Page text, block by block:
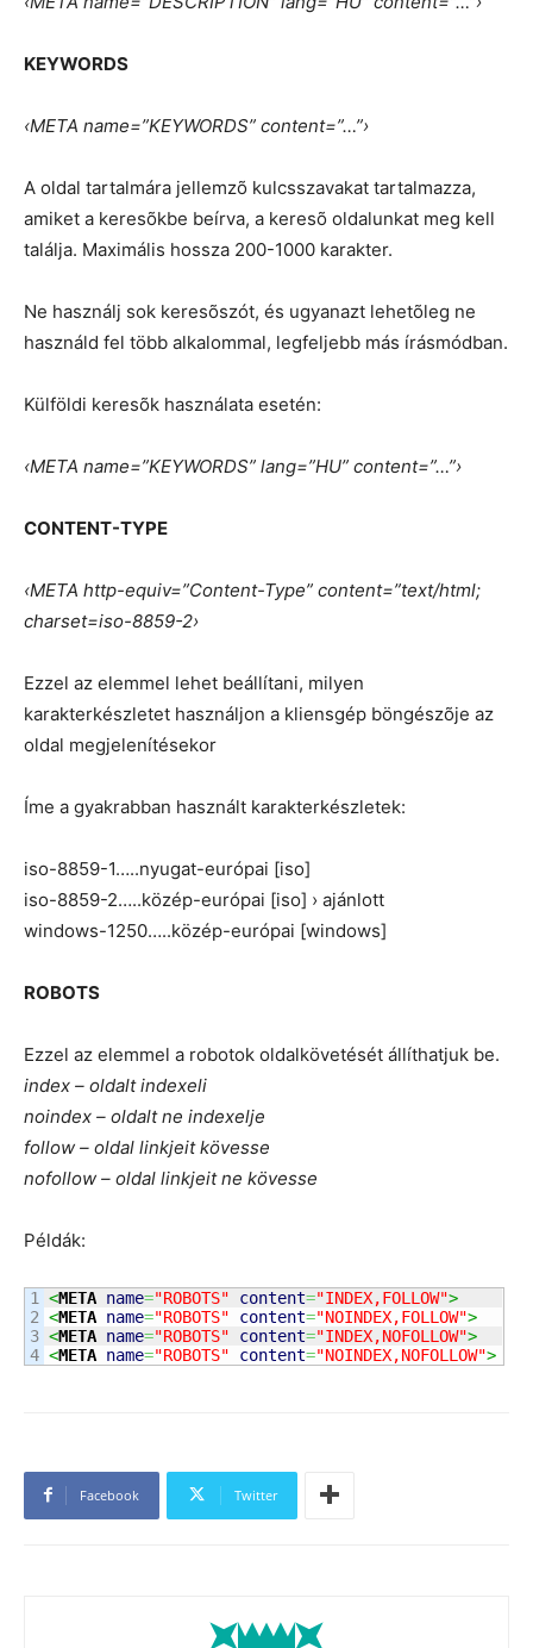
KEYWORDS
‹META name=”KEYWORDS” content=”…”›
A oldal tartalmára jellemzõ kulcsszavakat tartalmazza,
amiket a keresõkbe beírva, a keresõ oldalunkat meg kell
találja. Maximális hossza 200-1000 karakter.
Ne használj sok keresõszót, és ugyanazt lehetõleg ne
használd fel több alkalommal, legfeljebb más írásmódban.
Külföldi keresõk használata esetén:
‹META name=”KEYWORDS” lang=”HU” content=”…”›
CONTENT-TYPE
‹META http-equiv=”Content-Type” content=”text/html;
charset=iso-8859-2›
Ezzel az elemmel lehet beállítani, milyen
karakterkészletet használjon a kliensgép böngészõje az
oldal megjelenítésekor
Íme a gyakrabban használt karakterkészletek:
iso-8859-1…..nyugat-európai [iso]
iso-8859-2…..közép-európai [iso] › ajánlott
windows-1250…..közép-európai [windows]
ROBOTS
Ezzel az elemmel a robotok oldalkövetését állíthatjuk be.
index – oldalt indexeli
noindex – oldalt ne indexelje
follow – oldal linkjeit kövesse
nofollow – oldal linkjeit ne kövesse
Példák:
1
2
3
<META name="ROBOTS" content="INDEX,FOLLOW">
<META name="ROBOTS" content="NOINDEX,FOLLOW">
<META name="ROBOTS" content="INDEX,NOFOLLOW">
<META name="ROBOTS" content="NOINDEX,NOFOLLOW">
Facebook Twitter